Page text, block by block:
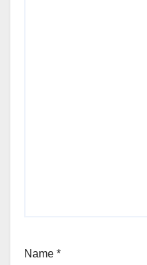
Name *